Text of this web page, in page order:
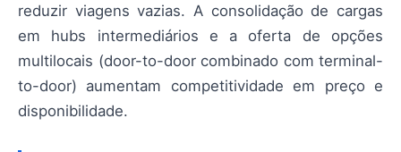
reduzir viagens vazias. A consolidação de cargas
em hubs intermediários e a oferta de opções
multilocais (door-to-door combinado com terminal-
to-door) aumentam competitividade em preço e
disponibilidade.